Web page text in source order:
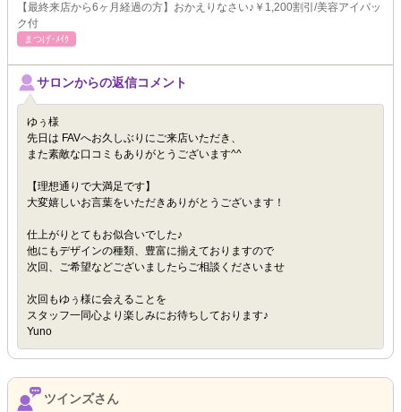
【最終来店から6ヶ月経過の方】おかえりなさい♪￥1,200割引/美容アイパッ
ク付
まつげ･ﾒｲｸ
サロンからの返信コメント
ゆぅ様
先日は FAVへお久しぶりにご来店いただき、
また素敵な口コミもありがとうございます^^
【理想通りで大満足です】
大変嬉しいお言葉をいただきありがとうございます！
仕上がりとてもお似合いでした♪
他にもデザインの種類、豊富に揃えておりますので
次回、ご希望などございましたらご相談くださいませ
次回もゆぅ様に会えることを
スタッフ一同心より楽しみにお待ちしております♪
Yuno
ツインズさん